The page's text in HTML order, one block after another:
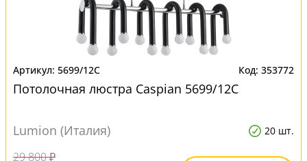
5699/12C 353772
Потолочная люстра Caspian 5699/12C
Lumion (Италия) 20 шт.
29 800 ₽